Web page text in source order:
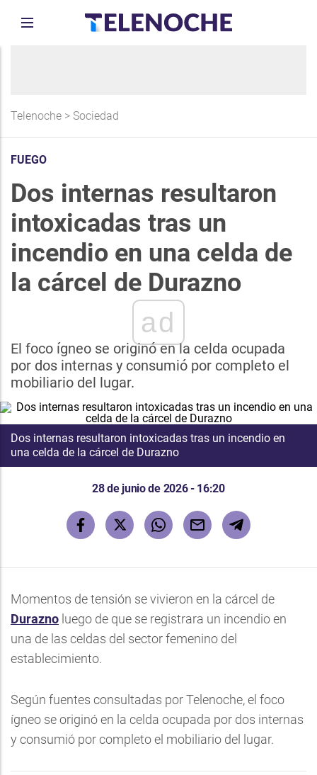
Telenoche > Sociedad
FUEGO
Dos internas resultaron
intoxicadas tras un
incendio en una celda de
la cárcel de Durazno
ad
El foco ígneo se originó en la celda ocupada
por dos internas y consumió por completo el
mobiliario del lugar.
Dos internas resultaron intoxicadas tras un incendio en
una celda de la cárcel de Durazno
28 de junio de 2026 - 16:20
Momentos de tensión se vivieron en la cárcel de
Durazno luego de que se registrara un incendio en
una de las celdas del sector femenino del
establecimiento.
Según fuentes consultadas por Telenoche, el foco
ígneo se originó en la celda ocupada por dos internas
y consumió por completo el mobiliario del lugar.